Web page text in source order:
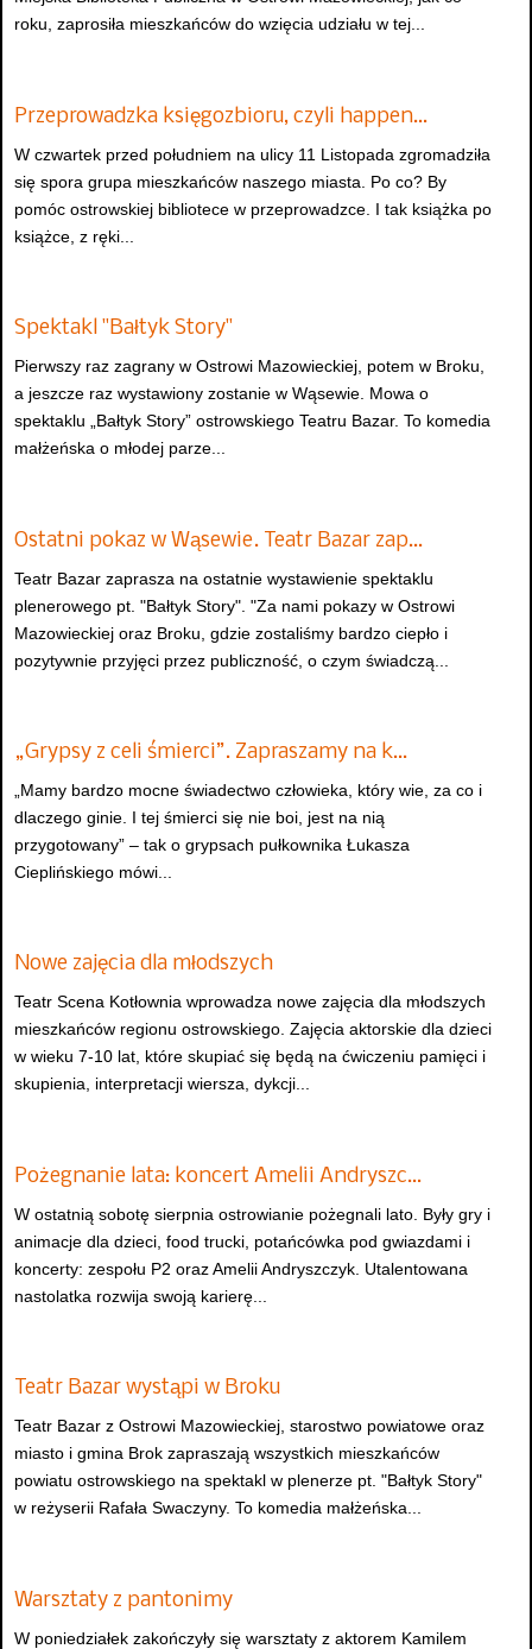
roku, zaprosiła mieszkańców do wzięcia udziału w tej...
Przeprowadzka księgozbioru, czyli happen…
W czwartek przed południem na ulicy 11 Listopada zgromadziła
się spora grupa mieszkańców naszego miasta. Po co? By
pomóc ostrowskiej bibliotece w przeprowadzce. I tak książka po
książce, z ręki...
Spektakl "Bałtyk Story"
Pierwszy raz zagrany w Ostrowi Mazowieckiej, potem w Broku,
a jeszcze raz wystawiony zostanie w Wąsewie. Mowa o
spektaklu „Bałtyk Story” ostrowskiego Teatru Bazar. To komedia
małżeńska o młodej parze...
Ostatni pokaz w Wąsewie. Teatr Bazar zap…
Teatr Bazar zaprasza na ostatnie wystawienie spektaklu
plenerowego pt. "Bałtyk Story". "Za nami pokazy w Ostrowi
Mazowieckiej oraz Broku, gdzie zostaliśmy bardzo ciepło i
pozytywnie przyjęci przez publiczność, o czym świadczą...
„Grypsy z celi śmierci”. Zapraszamy na k…
„Mamy bardzo mocne świadectwo człowieka, który wie, za co i
dlaczego ginie. I tej śmierci się nie boi, jest na nią
przygotowany” – tak o grypsach pułkownika Łukasza
Cieplińskiego mówi...
Nowe zajęcia dla młodszych
Teatr Scena Kotłownia wprowadza nowe zajęcia dla młodszych
mieszkańców regionu ostrowskiego. Zajęcia aktorskie dla dzieci
w wieku 7-10 lat, które skupiać się będą na ćwiczeniu pamięci i
skupienia, interpretacji wiersza, dykcji...
Pożegnanie lata: koncert Amelii Andryszc…
W ostatnią sobotę sierpnia ostrowianie pożegnali lato. Były gry i
animacje dla dzieci, food trucki, potańcówka pod gwiazdami i
koncerty: zespołu P2 oraz Amelii Andryszczyk. Utalentowana
nastolatka rozwija swoją karierę...
Teatr Bazar wystąpi w Broku
Teatr Bazar z Ostrowi Mazowieckiej, starostwo powiatowe oraz
miasto i gmina Brok zapraszają wszystkich mieszkańców
powiatu ostrowskiego na spektakl w plenerze pt. "Bałtyk Story"
w reżyserii Rafała Swaczyny. To komedia małżeńska...
Warsztaty z pantonimy
W poniedziałek zakończyły się warsztaty z aktorem Kamilem